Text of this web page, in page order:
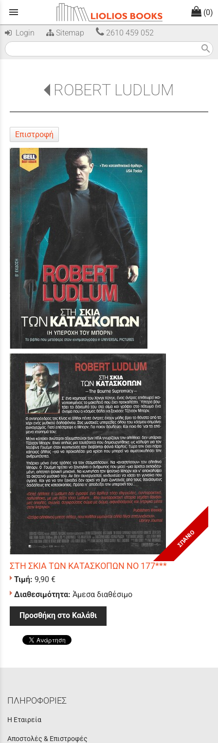
menu (0)
Login Sitemap 2610 459 052
search
ROBERT LUDLUM
Επιστροφή
ΣΠΑΝΙΟ
ΣΤΗ ΣΚΙΑ ΤΩΝ ΚΑΤΑΣΚΟΠΩΝ ΝΟ 177***
Τιμή: 9,90 €
Διαθεσιμότητα: Άμεσα διαθέσιμο
Προσθήκη στο Καλάθι
ΠΛΗΡΟΦΟΡΙΕΣ
Η Εταιρεία
Αποστολές & Επιστροφές